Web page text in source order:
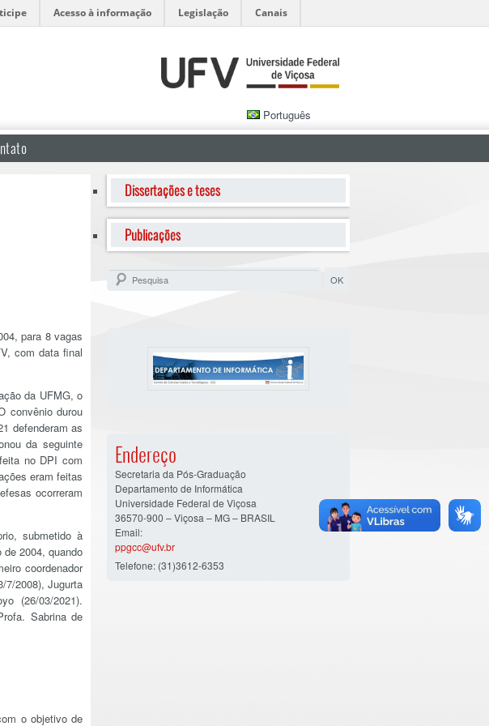
Acesso à informação Legislação Canais
Português
para 8 vagas
com data final
da UFMG, o
convênio durou
defenderam as
da seguinte
no DPI com
eram feitas
ocorreram
submetido à
2004, quando
coordenador
7/2008), Jugurta
(26/03/2021).
Sabrina de
o objetivo de
Dissertações e teses
Publicações
Endereço
Secretaria da Pós-Graduação
Departamento de Informática
Universidade Federal de Viçosa
36570-900 – Viçosa – MG – BRASIL
Email:
ppgcc@ufv.br
Telefone: (31)3612-6353